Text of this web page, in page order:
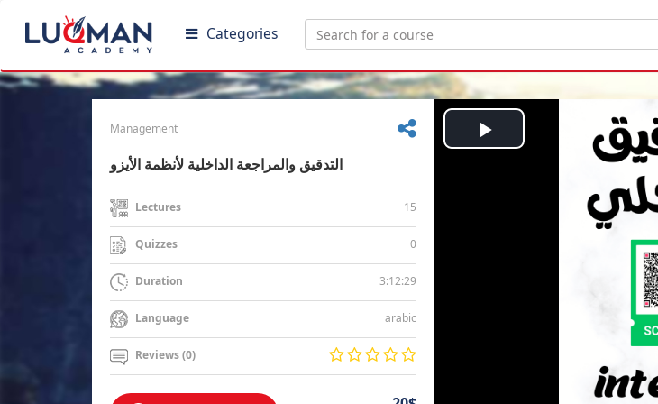
Categories
Management
التدقيق والمراجعة الداخلية لأنظمة الأيزو
Lectures 15
Quizzes 0
Duration 3:12:29
Language arabic
Reviews (0)
Play